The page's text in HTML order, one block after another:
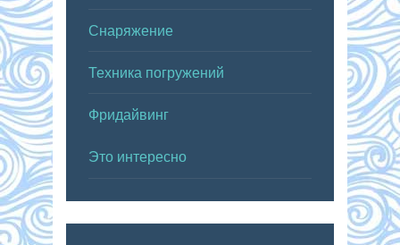
Снаряжение
Техника погружений
Фридайвинг
Это интересно